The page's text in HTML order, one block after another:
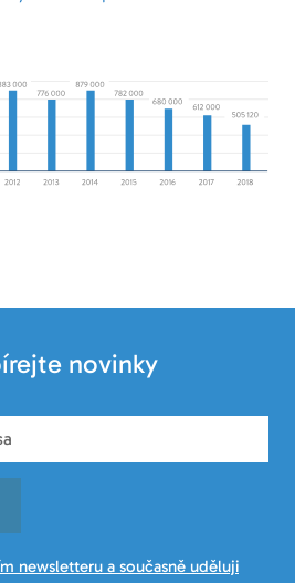
novinky
newsletteru a současně uděluji